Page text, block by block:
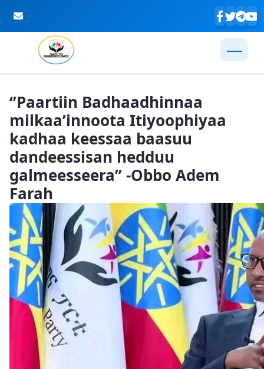
‘’Paartiin Badhaadhinnaa
milkaa’innoota Itiyoophiyaa
kadhaa keessaa baasuu
dandeessisan hedduu
galmeesseera’’ -Obbo Adem
Farah